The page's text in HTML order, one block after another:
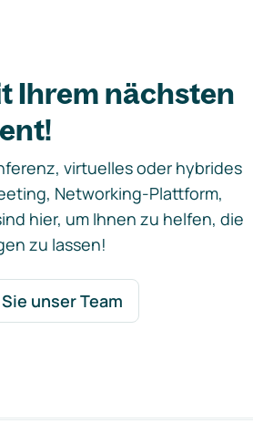
Ihrem nächsten
virtuelles oder hybrides
Networking-Plattform,
hier, um Ihnen zu helfen, die
zu lassen!
unser Team